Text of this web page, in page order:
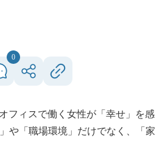
0
フィスで働く女性が「幸せ」を感
や「職場環境」だけでなく、「家